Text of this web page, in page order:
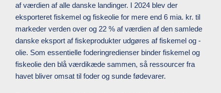
af værdien af alle danske landinger. I 2024 blev der
eksporteret fiskemel og fiskeolie for mere end 6 mia. kr. til
markeder verden over og 22 % af værdien af den samlede
danske eksport af fiskeprodukter udgøres af fiskemel og -
olie. Som essentielle foderingredienser binder fiskemel og
fiskeolie den blå værdikæde sammen, så ressourcer fra
havet bliver omsat til foder og sunde fødevarer.